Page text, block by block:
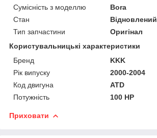
Сумісність з моделлю
Bora
Стан
Відновлений
Тип запчастини
Оригінал
Користувальницькі характеристики
Бренд
KKK
Рік випуску
2000-2004
Код двигуна
ATD
Потужність
100 HP
Приховати